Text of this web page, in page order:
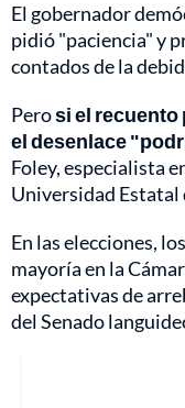
El gobernador
pidió "paciencia" y
contados de la
Perosi el recuento
el desenlace
Foley, especialista
Universidad Estatal
En las elecciones,
mayoría en la
expectativas de
del Senado